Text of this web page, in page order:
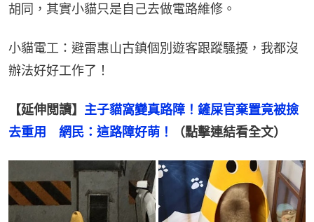
胡同，其實小貓只是自己去做電路維修。
小貓電工：避雷惠山古鎮個別遊客跟蹤騷擾，我都沒
辦法好好工作了！
【延伸閲讀】 主子貓窩變真路障！鏟屎官棄置竟被撿
去重用　網民：這路障好萌！
（點擊連結看全文）